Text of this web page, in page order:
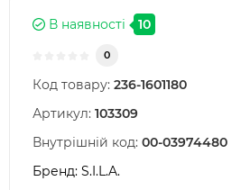
В наявності 10
0
Код товару: 236-1601180
Артикул: 103309
Внутрішній код: 00-03974480
Бренд: S.I.L.A.